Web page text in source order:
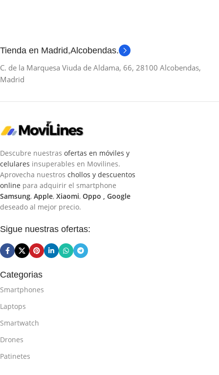
Tienda en Madrid,Alcobendas.
C. de la Marquesa Viuda de Aldama, 66, 28100 Alcobendas,
Madrid
Descubre nuestras ofertas en móviles y
celulares insuperables en Movilines.
Aprovecha nuestros chollos y descuentos
online para adquirir el smartphone
Samsung, Apple, Xiaomi, Oppo , Google
deseado al mejor precio.
Sigue nuestras ofertas:
Categorias
Smartphones
Laptops
Smartwatch
Drones
Patinetes